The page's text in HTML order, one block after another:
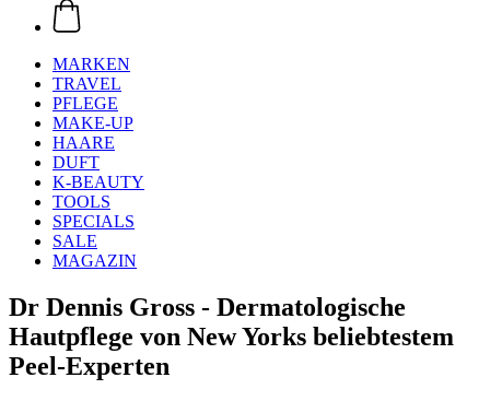
MARKEN
TRAVEL
PFLEGE
MAKE-UP
HAARE
DUFT
K-BEAUTY
TOOLS
SPECIALS
SALE
MAGAZIN
Dr Dennis Gross - Dermatologische
Hautpflege von New Yorks beliebtestem
Peel-Experten